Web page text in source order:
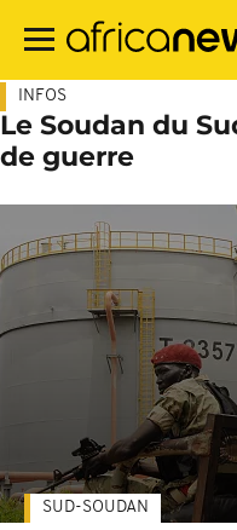
contenu
INFOS
Le Soudan du
de guerre
SUD-SOUDAN